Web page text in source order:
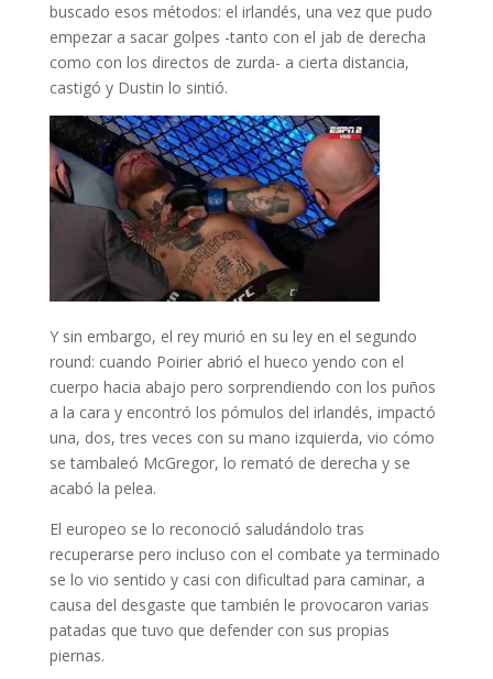
buscado esos métodos: el irlandés, una vez que pudo
empezar a sacar golpes -tanto con el jab de derecha
como con los directos de zurda- a cierta distancia,
castigó y Dustin lo sintió.
Y sin embargo, el rey murió en su ley en el segundo
round: cuando Poirier abrió el hueco yendo con el
cuerpo hacia abajo pero sorprendiendo con los puños
a la cara y encontró los pómulos del irlandés, impactó
una, dos, tres veces con su mano izquierda, vio cómo
se tambaleó McGregor, lo remató de derecha y se
acabó la pelea.
El europeo se lo reconoció saludándolo tras
recuperarse pero incluso con el combate ya terminado
se lo vio sentido y casi con dificultad para caminar, a
causa del desgaste que también le provocaron varias
patadas que tuvo que defender con sus propias
piernas.